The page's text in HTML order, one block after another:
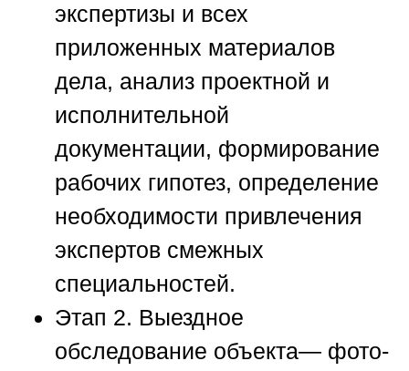
экспертизы и всех
приложенных материалов
дела, анализ проектной и
исполнительной
документации, формирование
рабочих гипотез, определение
необходимости привлечения
экспертов смежных
специальностей.
Этап 2. Выездное
обследование объекта— фото-